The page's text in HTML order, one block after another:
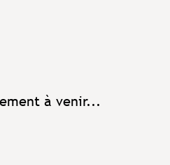
à venir...